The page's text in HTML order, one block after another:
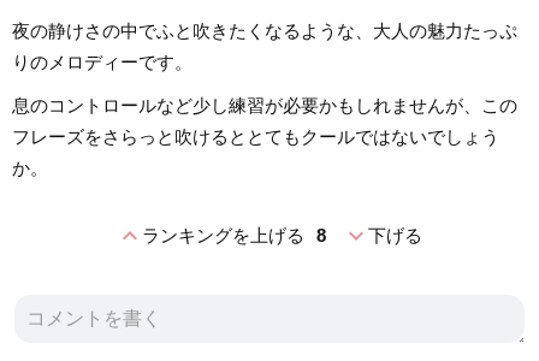
夜の静けさの中でふと吹きたくなるような、大人の魅力たっぷ
りのメロディーです。
息のコントロールなど少し練習が必要かもしれませんが、この
フレーズをさらっと吹けるととてもクールではないでしょう
か。
expand_lessランキングを上げる 8 expand_more下げる